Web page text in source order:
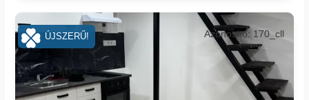
Azonosító: 170_cll
ÚJSZERŰ!